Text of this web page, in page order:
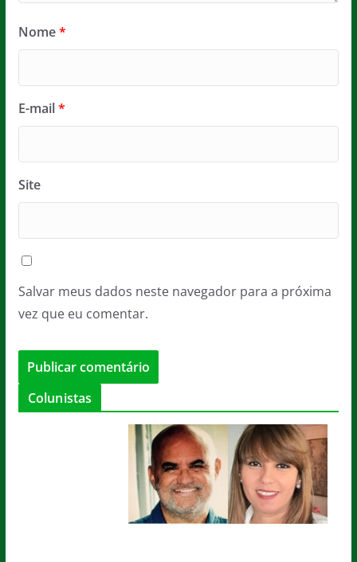
Nome*
E-mail*
Site
Salvar meus dados neste navegador para a próxima
vez que eu comentar.
Colunistas